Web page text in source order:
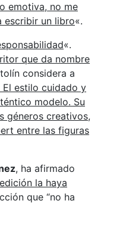
emotiva, no me
escribir un libro«.
«.
que da nombre
considera a
El estilo cuidado y
modelo. Su
géneros creativos,
entre las figuras
, ha afirmado
la haya
que “no ha